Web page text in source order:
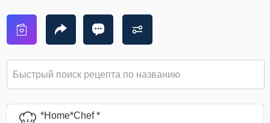
*Home*Chef *